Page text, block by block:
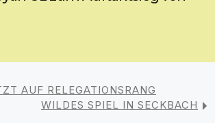
AUF RELEGATIONSRANG
WILDES SPIEL IN SECKBACH